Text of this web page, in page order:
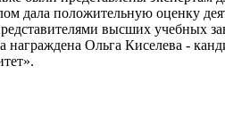
положительную оценку
высших учебных
Ольга Киселева -